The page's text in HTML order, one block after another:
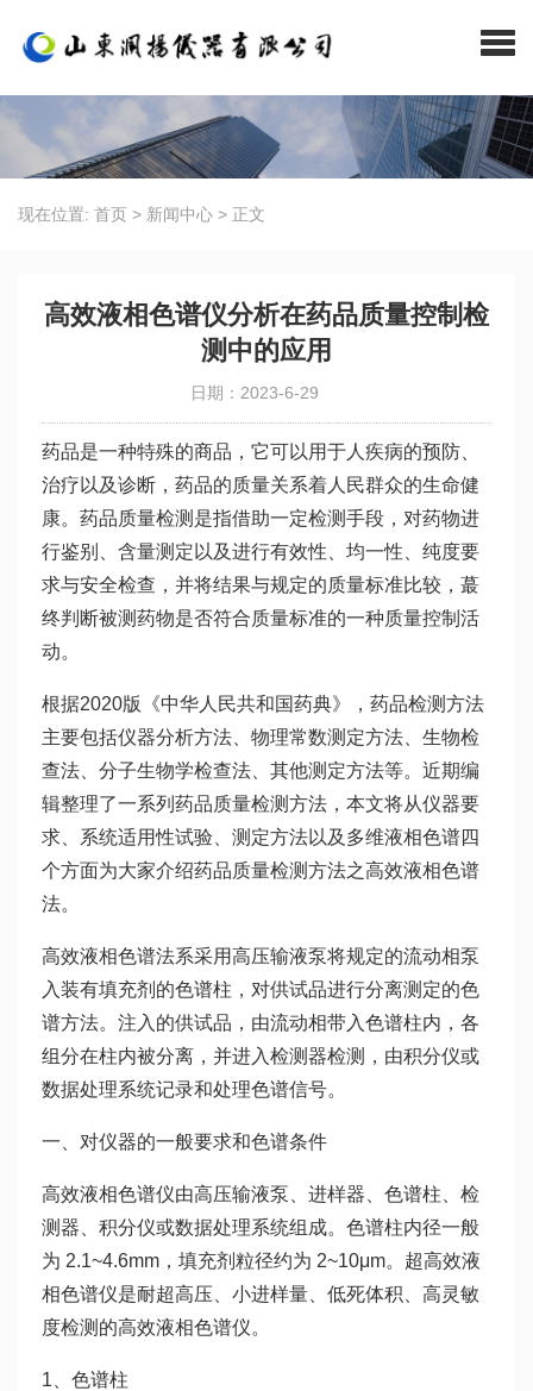
现在位置: 首页 > 新闻中心 > 正文
高效液相色谱仪分析在药品质量控制检
测中的应用
日期：2023-6-29
药品是一种特殊的商品，它可以用于人疾病的预防、
治疗以及诊断，药品的质量关系着人民群众的生命健
康。药品质量检测是指借助一定检测手段，对药物进
行鉴别、含量测定以及进行有效性、均一性、纯度要
求与安全检查，并将结果与规定的质量标准比较，蕞
终判断被测药物是否符合质量标准的一种质量控制活
动。
根据2020版《中华人民共和国药典》，药品检测方法
主要包括仪器分析方法、物理常数测定方法、生物检
查法、分子生物学检查法、其他测定方法等。近期编
辑整理了一系列药品质量检测方法，本文将从仪器要
求、系统适用性试验、测定方法以及多维液相色谱四
个方面为大家介绍药品质量检测方法之高效液相色谱
法。
高效液相色谱法系采用高压输液泵将规定的流动相泵
入装有填充剂的色谱柱，对供试品进行分离测定的色
谱方法。注入的供试品，由流动相带入色谱柱内，各
组分在柱内被分离，并进入检测器检测，由积分仪或
数据处理系统记录和处理色谱信号。
一、对仪器的一般要求和色谱条件
高效液相色谱仪由高压输液泵、进样器、色谱柱、检
测器、积分仪或数据处理系统组成。色谱柱内径一般
为 2.1~4.6mm，填充剂粒径约为 2~10μm。超高效液
相色谱仪是耐超高压、小进样量、低死体积、高灵敏
度检测的高效液相色谱仪。
1、色谱柱